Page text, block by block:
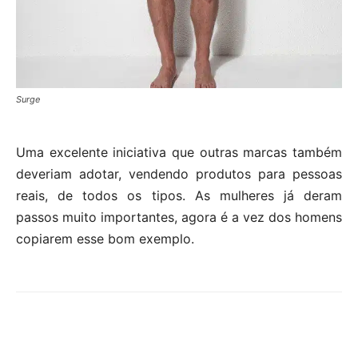
Surge
Uma excelente iniciativa que outras marcas também
deveriam adotar, vendendo produtos para pessoas
reais, de todos os tipos. As mulheres já deram
passos muito importantes, agora é a vez dos homens
copiarem esse bom exemplo.